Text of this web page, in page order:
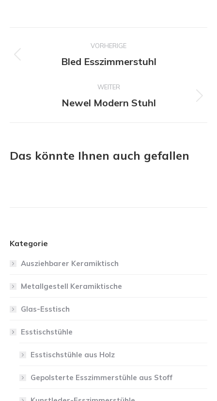
Navigation
VORHERIGE
Vorheriges
Bled Esszimmerstuhl
WEITER
Nächstes
Newel Modern Stuhl
Das könnte Ihnen auch gefallen
Kategorie
Ausziehbarer Keramiktisch
Metallgestell Keramiktische
Glas-Esstisch
Esstischstühle
Esstischstühle aus Holz
Gepolsterte Esszimmerstühle aus Stoff